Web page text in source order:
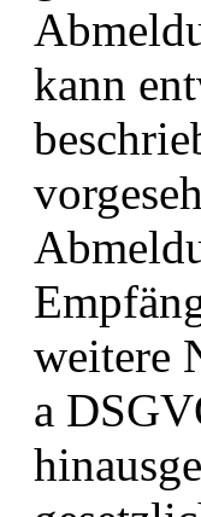
kann
weitere
a